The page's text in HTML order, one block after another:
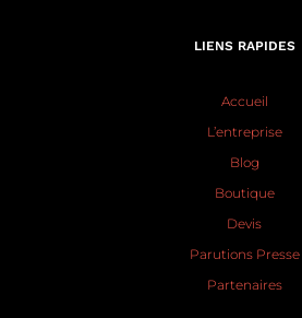
LIENS RAPIDES
Accueil
L’entreprise
Blog
Boutique
Devis
Parutions Presse
Partenaires